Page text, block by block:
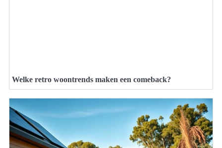
Welke retro woontrends maken een comeback?